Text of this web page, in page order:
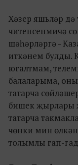
Хәзер яшьләр дә
читенсенмичә
шәһәрләргә -
иткәнем булды.
югалтмам,
балаларыма,
татарча
бишек җырлары
татарча
чөнки мин
толымлы гап-